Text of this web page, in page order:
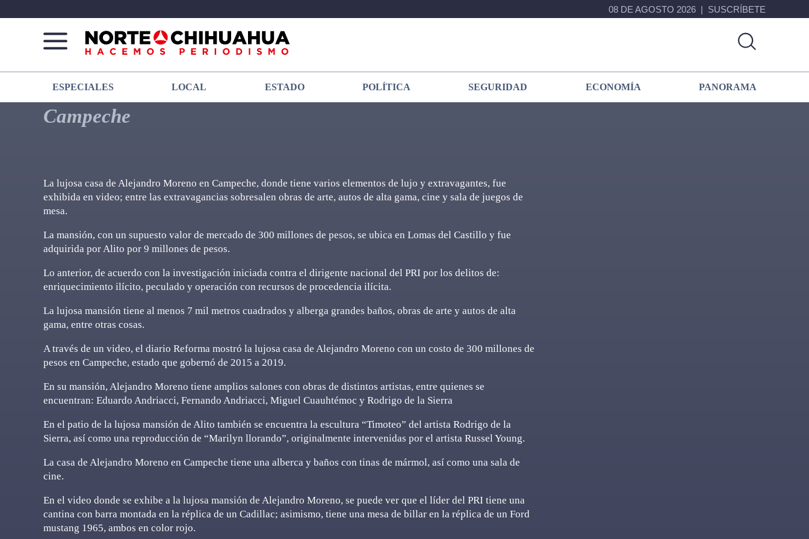
08 DE AGOSTO 2026 SUSCRÍBETE
Norte
De
Chihuahua
Más
que
noticias,
hacemos periodismo
ESPECIALES LOCAL ESTADO POLÍTICA SEGURIDAD ECONOMÍA PANORAMA
Campeche
La lujosa casa de Alejandro Moreno en Campeche, donde tiene varios elementos de lujo y extravagantes, fue
exhibida en video; entre las extravagancias sobresalen obras de arte, autos de alta gama, cine y sala de juegos de
mesa.
La mansión, con un supuesto valor de mercado de 300 millones de pesos, se ubica en Lomas del Castillo y fue
adquirida por Alito por 9 millones de pesos.
Lo anterior, de acuerdo con la investigación iniciada contra el dirigente nacional del PRI por los delitos de:
enriquecimiento ilícito, peculado y operación con recursos de procedencia ilícita.
La lujosa mansión tiene al menos 7 mil metros cuadrados y alberga grandes baños, obras de arte y autos de alta
gama, entre otras cosas.
A través de un video, el diario Reforma mostró la lujosa casa de Alejandro Moreno con un costo de 300 millones de
pesos en Campeche, estado que gobernó de 2015 a 2019.
En su mansión, Alejandro Moreno tiene amplios salones con obras de distintos artistas, entre quienes se
encuentran: Eduardo Andriacci, Fernando Andriacci, Miguel Cuauhtémoc y Rodrigo de la Sierra
En el patio de la lujosa mansión de Alito también se encuentra la escultura “Timoteo” del artista Rodrigo de la
Sierra, así como una reproducción de “Marilyn llorando”, originalmente intervenidas por el artista Russel Young.
La casa de Alejandro Moreno en Campeche tiene una alberca y baños con tinas de mármol, así como una sala de
cine.
En el video donde se exhibe a la lujosa mansión de Alejandro Moreno, se puede ver que el líder del PRI tiene una
cantina con barra montada en la réplica de un Cadillac; asimismo, tiene una mesa de billar en la réplica de un Ford
mustang 1965, ambos en color rojo.